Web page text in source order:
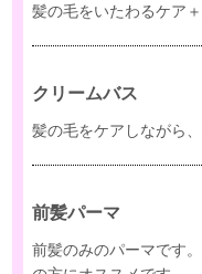
髪の毛をいたわるケア
クリームバス
髪の毛をケアしながら
前髪パーマ
前髪のみのパーマです